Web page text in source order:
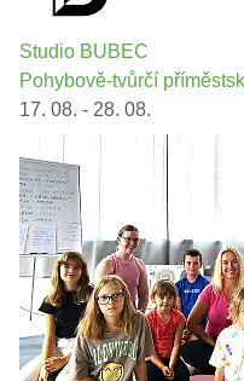
Studio BUBEC
Pohybově-tvůrčí
17. 08. - 28. 08.